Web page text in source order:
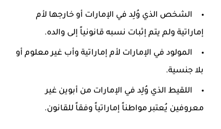
الشخص الذي وُلِد في الإمارات أو خارجها لأم
إماراتية ولم يتم إثبات نسبه قانونياً إلى والده.
المولود في الإمارات لأم إماراتية وأب غير معلوم أو
بلا جنسية.
اللقيط الذي وُلِد في الإمارات من أبوين غير
معروفين يُعتبر مواطناً إماراتياً وفقاً للقانون.